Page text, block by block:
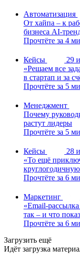
Автоматизация
От хайпа – к
бизнеса AI-
Прочтёте за 4
Кейсы
29
«Решаем все
в стартап и за
Прочтёте за 5
Менеджмент
Почему
растут лидеры
Прочтёте за 5
Кейсы
28
«То ещё
Прочтёте за 6
Маркетинг
«Email-
так – и что
Прочтёте за 6
Загрузить ещё
Идёт загрузка